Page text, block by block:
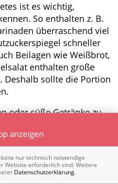
ist es wichtig,
So enthalten z. B.
überraschend viel
schneller
Beilagen wie Weißbrot,
enthalten große
Deshalb sollte die Portion
oder süße Getränke zu
notwendig.
im Blick zu behalten
Blutzucker zu
Obst kann eine gute
enthalten auch
anzeigen
nur technisch notwendige
Website erforderlich sind. Weitere
Datenschutzerklärung.